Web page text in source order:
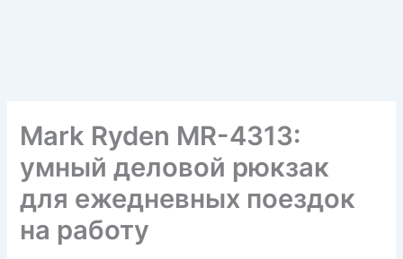
Mark Ryden MR-4313:
умный деловой рюкзак
для ежедневных поездок
на работу